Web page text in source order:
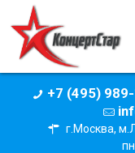
+7 (495)
г.Москва,